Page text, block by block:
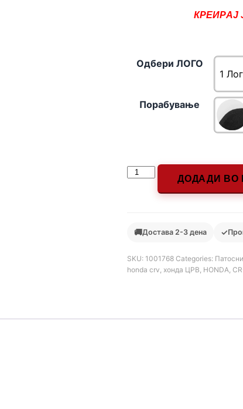
КРЕИРАЈ
Одбери ЛОГО
1
Порабување
ДОДАДИ ВО
🚚Достава 2-3 дена ✓
SKU: 1001768 Categories:
honda crv хонда ЦРВ HONDA